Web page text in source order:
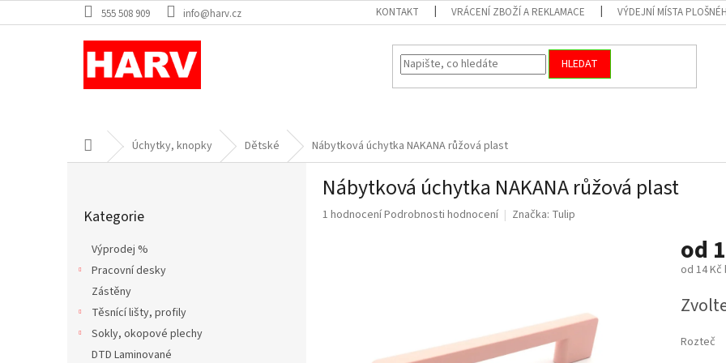
na
555 508 909 info@harv.cz KONTAKT VRÁCENÍ ZBOŽÍ A REKLAMACE VÝDEJNÍ MÍSTA
HLEDAT
Domů Úchytky, knopky Dětské Nábytková úchytka NAKANA růžová plast
kategorie
Kategorie
Výprodej %
Pracovní desky
Zástěny
Těsnící lišty, profily
Sokly, okopové plechy
DTD Laminované
Nábytková úchytka NAKANA růžová plast
Průměrné
1 hodnoceníPodrobnosti hodnocení Značka: Tulip
od
od 14 Kč
cena:
Rozteč